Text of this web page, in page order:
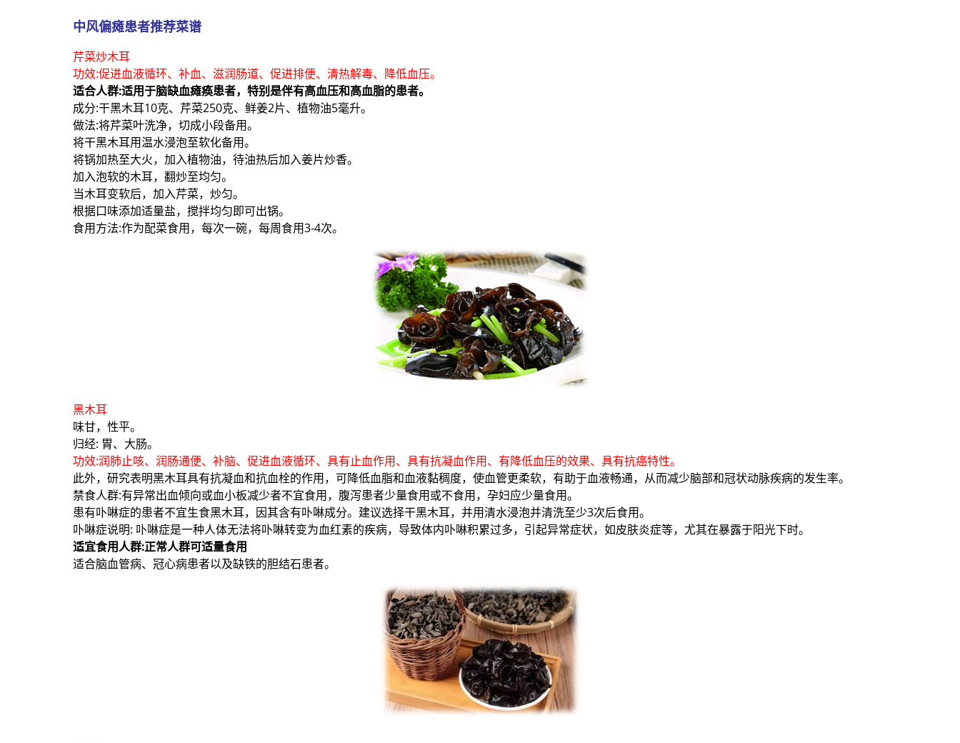
中风偏瘫患者推荐菜谱
芹菜炒木耳
功效:促进血液循环、补血、滋润肠道、促进排便、清热解毒、降低血压。
适合人群:适用于脑缺血瘫痪患者，特别是伴有高血压和高血脂的患者。
成分:干黑木耳10克、芹菜250克、鲜姜2片、植物油5毫升。
做法:将芹菜叶洗净，切成小段备用。
将干黑木耳用温水浸泡至软化备用。
将锅加热至大火，加入植物油，待油热后加入姜片炒香。
加入泡软的木耳，翻炒至均匀。
当木耳变软后，加入芹菜，炒匀。
根据口味添加适量盐，搅拌均匀即可出锅。
食用方法:作为配菜食用，每次一碗，每周食用3-4次。
黑木耳
味甘，性平。
归经: 胃、大肠。
功效:润肺止咳、润肠通便、补脑、促进血液循环、具有止血作用、具有抗凝血作用、有降低血压的效果、具有抗癌特性。
此外，研究表明黑木耳具有抗凝血和抗血栓的作用，可降低血脂和血液黏稠度，使血管更柔软，有助于血液畅通，从而减少脑部和冠状动脉疾病的发生率。
禁食人群:有异常出血倾向或血小板减少者不宜食用，腹泻患者少量食用或不食用，孕妇应少量食用。
患有卟啉症的患者不宜生食黑木耳，因其含有卟啉成分。建议选择干黑木耳，并用清水浸泡并清洗至少3次后食用。
卟啉症说明: 卟啉症是一种人体无法将卟啉转变为血红素的疾病，导致体内卟啉积累过多，引起异常症状，如皮肤炎症等，尤其在暴露于阳光下时。
适宜食用人群:正常人群可适量食用
适合脑血管病、冠心病患者以及缺铁的胆结石患者。